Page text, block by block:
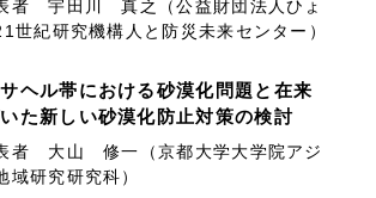
者 宇田川 真之（公益財団法人ひょ
世紀研究機構人と防災未来センター）
ヘル帯における砂漠化問題と在来
た新しい砂漠化防止対策の検討
者 大山 修一（京都大学大学院アジ
域研究研究科）